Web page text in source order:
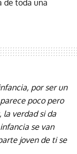
de toda una
por ser un
poco pero
la verdad si da
se van
joven de ti se